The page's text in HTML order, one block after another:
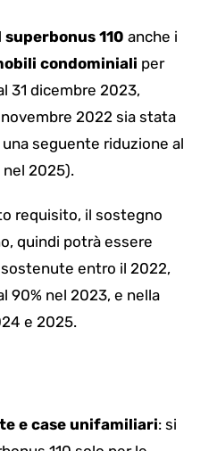
superbonus 110 anche i
condominiali per
31 dicembre 2023,
2022 sia stata
seguente riduzione al
nel 2025).
requisito, il sostegno
quindi potrà essere
entro il 2022,
90% nel 2023, e nella
e 2025.
e case unifamiliari: si